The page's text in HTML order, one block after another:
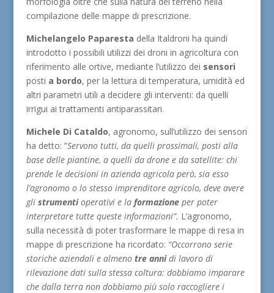
compilazione delle mappe di prescrizione.
Michelangelo Paparesta della Italdroni ha quindi
introdotto i possibili utilizzi dei droni in agricoltura con
riferimento alle ortive, mediante l’utilizzo dei sensori
posti a bordo, per la lettura di temperatura, umidità ed
altri parametri utili a decidere gli interventi: da quelli
irrigui ai trattamenti antiparassitari.
Michele Di Cataldo, agronomo, sull’utilizzo dei sensori
ha detto: ”Servono tutti, da quelli prossimali, posti alla
base delle piantine, a quelli da drone e da satellite: chi
prende le decisioni in azienda agricola però, sia esso
l’agronomo o lo stesso imprenditore agricolo, deve avere
gli strumentioperativi e la formazioneper poter
interpretare tutte queste informazioni”. L’agronomo,
sulla necessità di poter trasformare le mappe di resa in
mappe di prescrizione ha ricordato: “Occorrono serie
storiche aziendali e almeno tre annidi lavoro di
rilevazione dati sulla stessa coltura: dobbiamo imparare
che dalla terra non dobbiamo più solo raccogliere i